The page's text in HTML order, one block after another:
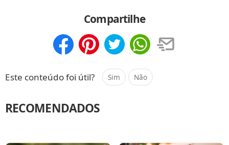
Compartilhe
Este conteúdo foi útil? Sim Não
RECOMENDADOS